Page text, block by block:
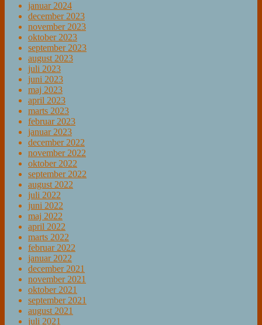
januar 2024
december 2023
november 2023
oktober 2023
september 2023
august 2023
juli 2023
juni 2023
maj 2023
april 2023
marts 2023
februar 2023
januar 2023
december 2022
november 2022
oktober 2022
september 2022
august 2022
juli 2022
juni 2022
maj 2022
april 2022
marts 2022
februar 2022
januar 2022
december 2021
november 2021
oktober 2021
september 2021
august 2021
juli 2021